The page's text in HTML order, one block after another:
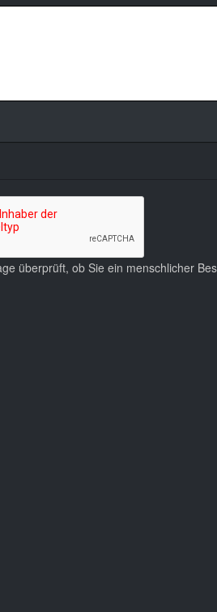
überprüft, ob Sie ein menschlicher